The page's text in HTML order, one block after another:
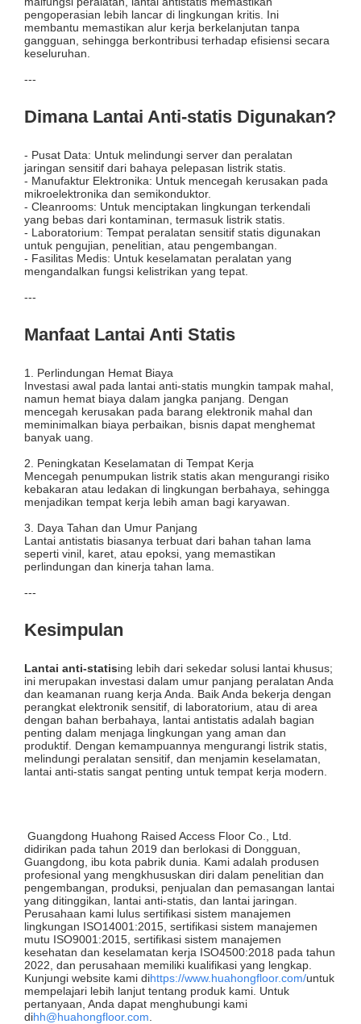
pengoperasian lebih lancar di lingkungan kritis. Ini
membantu memastikan alur kerja berkelanjutan tanpa
gangguan, sehingga berkontribusi terhadap efisiensi secara
keseluruhan.
---
Dimana Lantai Anti-statis Digunakan?
- Pusat Data: Untuk melindungi server dan peralatan
jaringan sensitif dari bahaya pelepasan listrik statis.
- Manufaktur Elektronika: Untuk mencegah kerusakan pada
mikroelektronika dan semikonduktor.
- Cleanrooms: Untuk menciptakan lingkungan terkendali
yang bebas dari kontaminan, termasuk listrik statis.
- Laboratorium: Tempat peralatan sensitif statis digunakan
untuk pengujian, penelitian, atau pengembangan.
- Fasilitas Medis: Untuk keselamatan peralatan yang
mengandalkan fungsi kelistrikan yang tepat.
---
Manfaat Lantai Anti Statis
1. Perlindungan Hemat Biaya
Investasi awal pada lantai anti-statis mungkin tampak mahal,
namun hemat biaya dalam jangka panjang. Dengan
mencegah kerusakan pada barang elektronik mahal dan
meminimalkan biaya perbaikan, bisnis dapat menghemat
banyak uang.
2. Peningkatan Keselamatan di Tempat Kerja
Mencegah penumpukan listrik statis akan mengurangi risiko
kebakaran atau ledakan di lingkungan berbahaya, sehingga
menjadikan tempat kerja lebih aman bagi karyawan.
3. Daya Tahan dan Umur Panjang
Lantai antistatis biasanya terbuat dari bahan tahan lama
seperti vinil, karet, atau epoksi, yang memastikan
perlindungan dan kinerja tahan lama.
---
Kesimpulan
Lantai anti-statising lebih dari sekedar solusi lantai khusus;
ini merupakan investasi dalam umur panjang peralatan Anda
dan keamanan ruang kerja Anda. Baik Anda bekerja dengan
perangkat elektronik sensitif, di laboratorium, atau di area
dengan bahan berbahaya, lantai antistatis adalah bagian
penting dalam menjaga lingkungan yang aman dan
produktif. Dengan kemampuannya mengurangi listrik statis,
melindungi peralatan sensitif, dan menjamin keselamatan,
lantai anti-statis sangat penting untuk tempat kerja modern.
Guangdong Huahong Raised Access Floor Co., Ltd.
didirikan pada tahun 2019 dan berlokasi di Dongguan,
Guangdong, ibu kota pabrik dunia. Kami adalah produsen
profesional yang mengkhususkan diri dalam penelitian dan
pengembangan, produksi, penjualan dan pemasangan lantai
yang ditinggikan, lantai anti-statis, dan lantai jaringan.
Perusahaan kami lulus sertifikasi sistem manajemen
lingkungan ISO14001:2015, sertifikasi sistem manajemen
mutu ISO9001:2015, sertifikasi sistem manajemen
kesehatan dan keselamatan kerja ISO4500:2018 pada tahun
2022, dan perusahaan memiliki kualifikasi yang lengkap.
Kunjungi website kami dihttps://www.huahongfloor.com/untuk
mempelajari lebih lanjut tentang produk kami. Untuk
pertanyaan, Anda dapat menghubungi kami
dihh@huahongfloor.com